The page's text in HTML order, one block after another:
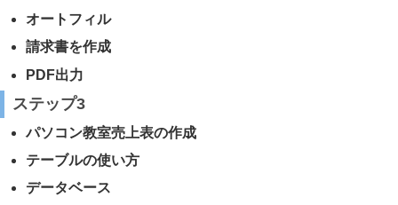
オートフィル
請求書を作成
PDF出力
ステップ3
パソコン教室売上表の作成
テーブルの使い方
データベース